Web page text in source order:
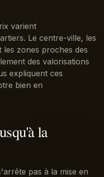
varient
Le centre-ville, les
les zones proches des
des valorisations
expliquent ces
bien en
la
pas à la mise en